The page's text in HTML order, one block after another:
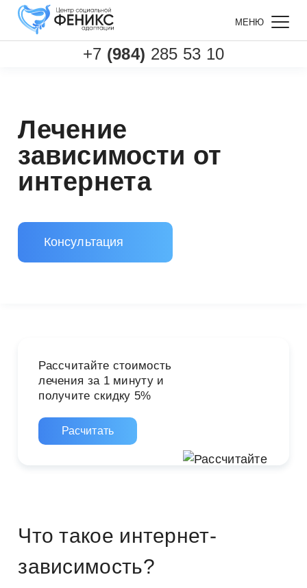
+7 (984) 285 53 10
МЕНЮ
Лечение
зависимости от
интернета
Консультация
Рассчитайте стоимость
лечения за 1 минуту и
получите скидку 5%
Расчитать
Что такое интернет-
зависимость?